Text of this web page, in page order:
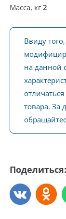
Масса, кг2
Ввиду
на данной
товара. За
Поделиться: